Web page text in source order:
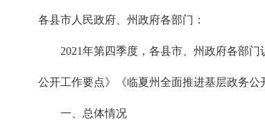
各县市人民政府、州政府各部门：
2021年第四季度，各县市、州政府各部
公开工作要点》《临夏州全面推进基层政务
一、总体情况